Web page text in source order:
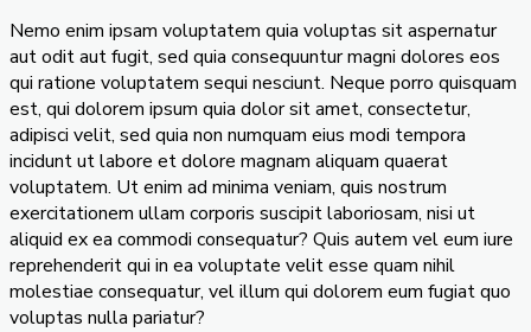
Nemo enim ipsam voluptatem quia voluptas sit aspernatur
aut odit aut fugit, sed quia consequuntur magni dolores eos
qui ratione voluptatem sequi nesciunt. Neque porro quisquam
est, qui dolorem ipsum quia dolor sit amet, consectetur,
adipisci velit, sed quia non numquam eius modi tempora
incidunt ut labore et dolore magnam aliquam quaerat
voluptatem. Ut enim ad minima veniam, quis nostrum
exercitationem ullam corporis suscipit laboriosam, nisi ut
aliquid ex ea commodi consequatur? Quis autem vel eum iure
reprehenderit qui in ea voluptate velit esse quam nihil
molestiae consequatur, vel illum qui dolorem eum fugiat quo
voluptas nulla pariatur?